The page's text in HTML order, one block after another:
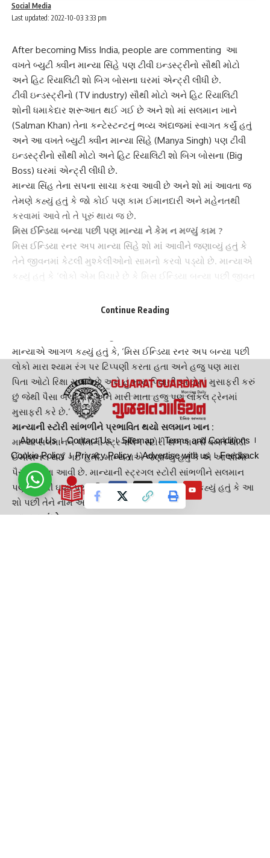
Last updated: 2022-10-03 3:33 pm
Social Media
After becoming Miss India, people are commenting આ
વખતે બ્યુટી ક્વીન માન્યા સિંહે પણ ટીવી ઇન્ડસ્ટ્રીનો સૌથી મોટો
અને હિટ રિયાલિટી શો બિગ બોસના ઘરમાં એન્ટ્રી લીધી છે.
ટીવી ઇન્ડસ્ટ્રીનો (TV industry) સૌથી મોટો અને હિટ રિયાલિટી
શોની ધમાકેદાર શરૂઆત થઈ ગઈ છે અને શો માં સલમાન ખાને
(Salman Khan) તેના કન્ટેસ્ટન્ટનું ભવ્ય અંદાજમાં સ્વાગત કર્યું હતું
અને આ વખતે બ્યુટી ક્વીન માન્યા સિંહે (Manya Singh) પણ ટીવી
ઇન્ડસ્ટ્રીનો સૌથી મોટો અને હિટ રિયાલિટી શો બિગ બોસના (Big
Boss) ઘરમાં એન્ટ્રી લીધી છે.
માન્યા સિંહ તેના સપના સાચા કરવા આવી છે અને શો માં આવતા જ
તેમણે કહ્યું હતું કે જો કોઈ પણ કામ ઈમાનદારી અને મહેનતથી
કરવામાં આવે તો તે પૂરું થાય જ છે.
મિસ ઈન્ડિયા બન્યા પછી પણ માન્યા ને કેમ ન મળ્યું કામ ?
મિસ ઈન્ડિયા રનર અપ માન્યા સિંહે શો માં આવીને જણાવ્યું હતું કે
તેને જીવનમાં કેટલી મુશ્કેલીઓનો સામનો કરવો પડ્યો છે. માન્યાએ
કહ્યું હતું કે ‘લોકો એમ વિચારે છે કે મિસ ઈન્ડિયા
બન્યા પછી જીવન
રનર અપ બન્યા પછી પણ મને કોઈ કામ મળ્યું નથી અને 2 વર્ષના
માન્યાએ આગળ કહ્યું હતું કે, ‘મિસ ઈન્ડિયા રનર અપ બન્યા પછી
લોકો મારા શ્યામ રંગ પર ટિપ્પણી કરતા હતા અને હજુ પણ મારા
પિતા ઓટો રિક્ષા ચલાવે છે અને હું મારા પિતાની ઓટોમાં મુસાફરી કરું
છું જેથી પૈસા બચી શકે અને મારી માતા હજુ પણલોકલ ટ્રેનમાં
મુસાફરી કરે છે.’
માન્યાની સ્ટોરી સાંભળીને પ્રભાવિત થયો સલમાન ખાન :
માન્યા સલમાનને પોતાનીસ્ટ્રગલિંગ સ્ટોરીસંભળાવતી વખતે થોડી
ઈમોશનલ થઈ ગઈ હતી. માન્યતાએ જણાવ્યું હતું કે એ આ શોમાં
પૈસા કમાવા આવી છે. માન્યાની સ્ટ્રગલ સ્ટોરી સાંભળીને સલમાન
પણ તેનાથી ઘણો પ્રભાવિત થયો હતો અને સલમાને કહ્યું હતું કે આ
શો પછી તેને નામ અને પૈસા બધું જ મળશે.
આ પણ વાંચો :-
Continue Reading
About Us Contact Us Sitemap
Terms and Conditions
Cookie Policy
Privacy Policy Advertise with us Feedback